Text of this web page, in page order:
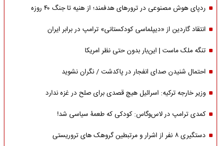
ردپای هوش مصنوعی در ترورهای هدفمند؛ از هنیه تا جنگ ۴۰ روزه
انتقاد گاردین از «دیپلماسی کودکستانی» ترامپ در برابر ایران
تنگه ملک ماست | این‌بار بدون حتی نظر امریکا
احتمال شنیدن صدای انفجار در پاکدشت / نگران نشوید
وزیر خارجه ترکیه: اسرائیل هیچ قصدی برای صلح در غزه ندارد
کمدی ترامپ در لاس‌وگاس: کودکی که طعمۀ سیاسی شد!
دستگیری ۸ نفر از اشرار و مرتبطین گروهک های تروریستی